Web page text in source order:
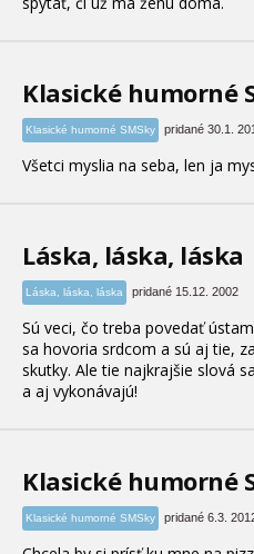
Klasické humorné
Klasické humorné SMSky pridané 30.1.
Všetci myslia na seba, len ja
Láska, láska, láska
Láska, láska, láska pridané 15.12. 2002
Sú veci, čo treba povedať
sa hovoria srdcom a sú aj tie,
skutky. Ale tie najkrajšie slová
a aj vykonávajú!
Klasické humorné
Klasické humorné SMSky pridané 6.3.